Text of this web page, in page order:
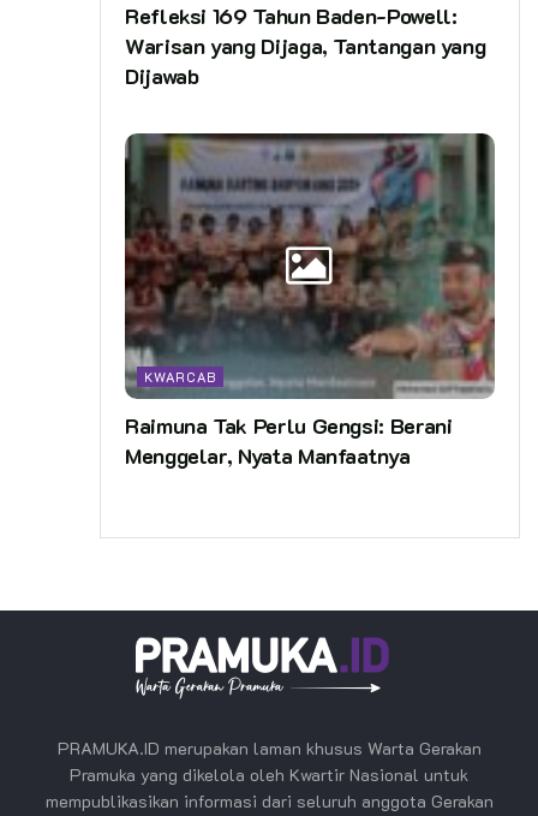
Refleksi 169 Tahun Baden-Powell:
Warisan yang Dijaga, Tantangan yang
Dijawab
KWARCAB
Raimuna Tak Perlu Gengsi: Berani
Menggelar, Nyata Manfaatnya
PRAMUKA.ID merupakan laman khusus Warta Gerakan
Pramuka yang dikelola oleh Kwartir Nasional untuk
mempublikasikan informasi dari seluruh anggota Gerakan